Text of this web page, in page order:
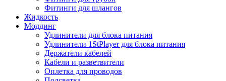
Фитинги для шлангов
Жидкость
Моддинг
Удлинители для блока питания
Удлинители 1StPlayer для блока питания
Держатели кабелей
Кабели и разветвители
Оплетка для проводов